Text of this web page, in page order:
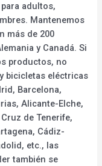
adultos,
Mantenemos
más de 200
y Canadá. Si
productos, no
bicicletas eléctricas
Barcelona,
Alicante-Elche,
de Tenerife,
Cádiz-
etc., las
también se